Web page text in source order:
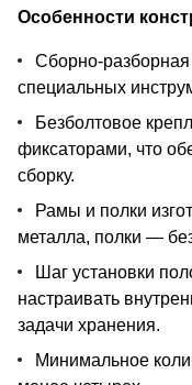
Особенности
Сборно-
специальных
Безболтовое
фиксаторами, что
сборку.
Рамы и полки
металла, полки —
Шаг установки
настраивать
задачи хранения.
Минимальное